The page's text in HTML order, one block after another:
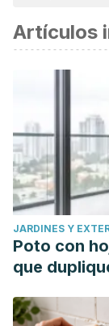
Artículos
JARDINES Y
Poto con
que